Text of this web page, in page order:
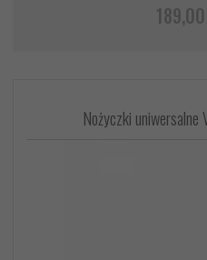
189,00
Nożyczki